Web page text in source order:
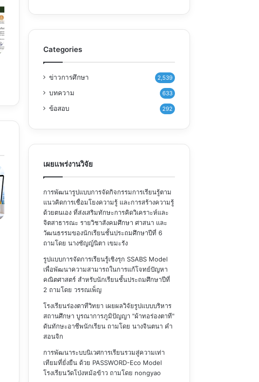
Categories
ข่าวการศึกษา 2,539
บทความ 633
ข้อสอบ 292
เผยแพร่งานวิจัย
การพัฒนารูปแบบการจัดกิจกรรมการเรียนรู้ตาม
แนวคิดการเชื่อมโยงความรู้ และการสร้างความรู้
ด้วยตนเอง ที่ส่งเสริมทักษะการคิดวิเคราะห์และ
จิตสาธารณะ รายวิชาสังคมศึกษา ศาสนา และ
วัฒนธรรมของนักเรียนชั้นประถมศึกษาปีที่ 6
ถามโดย นางชัญญ์นิตา เขมะรัง
รูปแบบการจัดการเรียนรู้เชิงรุก SSABS Model
เพื่อพัฒนาความสามารถในการแก้โจทย์ปัญหา
คณิตศาสตร์ สำหรับนักเรียนชั้นประถมศึกษาปีที่
2 ถามโดย วรรณเพ็ญ
โรงเรียนร่องตาทีวิทยา เผยผลวิจัยรูปแบบบริหาร
สถานศึกษา บูรณาการภูมิปัญญา "ผ้าทอร่องตาที"
ดันทักษะอาชีพนักเรียนถามโดย นางจินตนา คำ
สอนจิก
การพัฒนาระบบนิเวศการเรียนรวมสู่ความเท่า
เทียมที่ยั่งยืน ด้วย PASSWORD-Eco Model
โรงเรียนวัดโป่งหม้อข้าวถามโดย nongyao